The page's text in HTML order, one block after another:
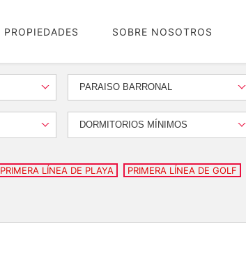
PROPIEDADES SOBRE NOSOTROS
PARAISO BARRONAL
DORMITORIOS MÍNIMOS
PRIMERA LÍNEA DE PLAYA PRIMERA LÍNEA DE GOLF